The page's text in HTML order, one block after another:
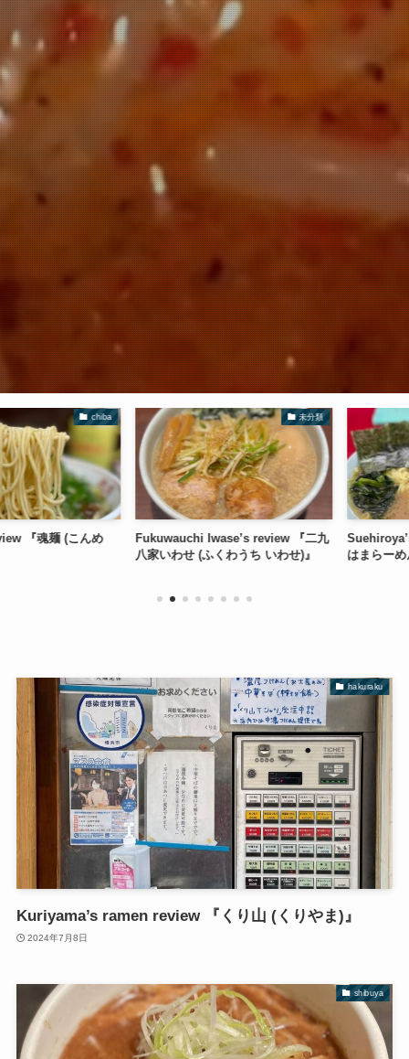
chiba
魂麺 (こんめ
未分類
Fukuwauchi Iwase’s review 『二九
八家いわせ (ふくわうち いわせ)』
Suehiroya’s
はまらーめん
hakuraku
Kuriyama’s ramen review 『くり山 (くりやま)』
2024年7月8日
shibuya